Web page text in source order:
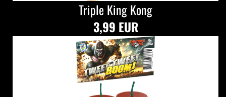
Triple King Kong
3,99 EUR